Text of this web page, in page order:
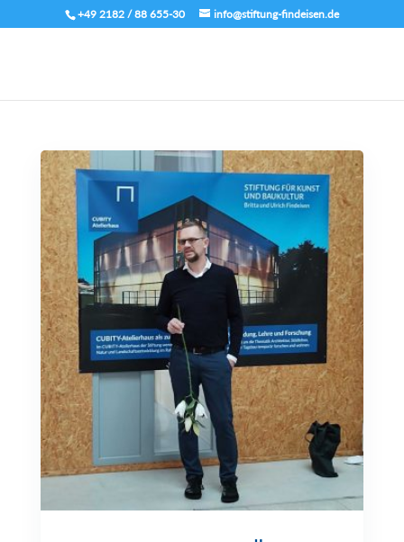
+49 2182 / 88 655-30 info@stiftung-findeisen.de